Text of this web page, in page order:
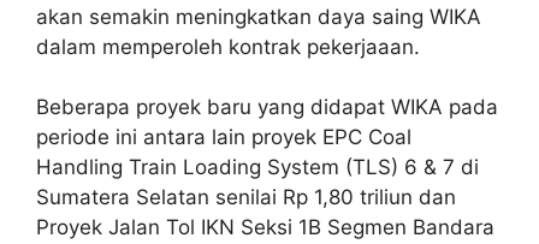
akan semakin meningkatkan daya saing WIKA
dalam memperoleh kontrak pekerjaaan.
Beberapa proyek baru yang didapat WIKA pada
periode ini antara lain proyek EPC Coal
Handling Train Loading System (TLS) 6 & 7 di
Sumatera Selatan senilai Rp 1,80 triliun dan
Proyek Jalan Tol IKN Seksi 1B Segmen Bandara